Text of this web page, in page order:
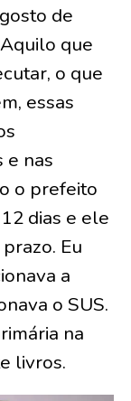
de
que
o que
essas
e nas
o prefeito
dias e ele
Eu
a
o SUS.
na
livros.